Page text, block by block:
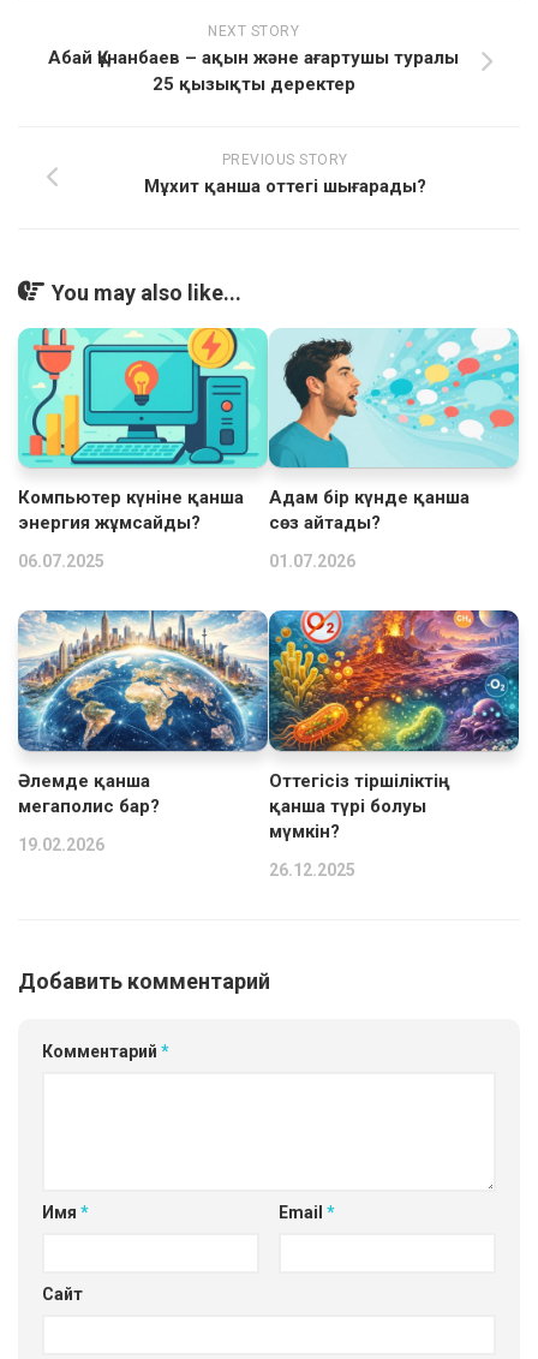
NEXT STORY
Абай Құнанбаев – ақын және ағартушы туралы
25 қызықты деректер
PREVIOUS STORY
Мұхит қанша оттегі шығарады?
You may also like...
Компьютер күніне қанша
энергия жұмсайды?
06.07.2025
Адам бір күнде қанша
сөз айтады?
01.07.2026
Әлемде қанша
мегаполис бар?
19.02.2026
Оттегісіз тіршіліктің
қанша түрі болуы
мүмкін?
26.12.2025
Добавить комментарий
Комментарий *
Имя * Email *
Сайт